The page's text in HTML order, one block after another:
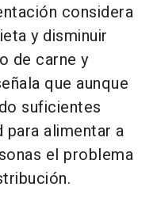
considera
y disminuir
de carne y
que aunque
suficientes
alimentar a
el problema